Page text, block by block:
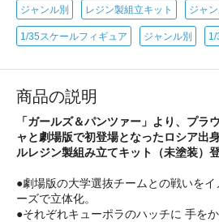
ジャンル別 レジン製組立キット ジャン
1/35スケールフィギュア ジャンル別
商品の説明
「ガールズ＆パンツァー」より、プラ
ャと劇場版で初登場となったロシア出
ルレジン製組み立てキット（未塗装）
●劇場版の大学選抜チームとの戦いを
ーズで立体化。
●それぞれキューポラのハッチに 手を